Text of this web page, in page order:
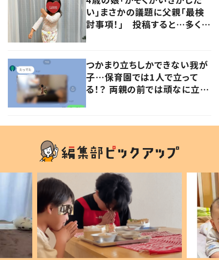
い」まさかの議題に父親「最検
討事項！」 投稿すると…多くの
つかまり立ちしかできない我が
子…保育園では1人で立って
る！？ 両親の前では頑なに立た